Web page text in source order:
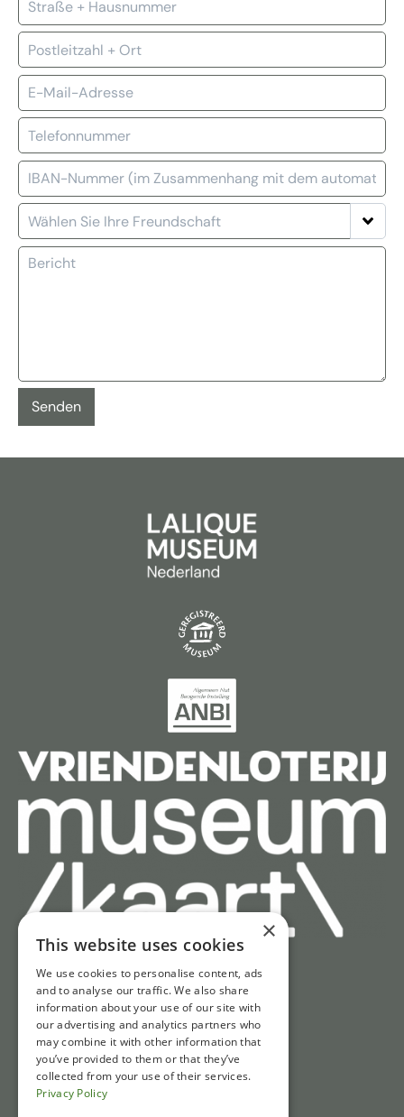
Senden
Schnell zu
Öffnungszeiten
Wegbeschreibung und Parken
Nachrichten
×
This website uses cookies
We use cookies to personalise content, ads
and to analyse our traffic. We also share
information about your use of our site with
our advertising and analytics partners who
may combine it with other information that
you’ve provided to them or that they’ve
collected from your use of their services.
Privacy Policy